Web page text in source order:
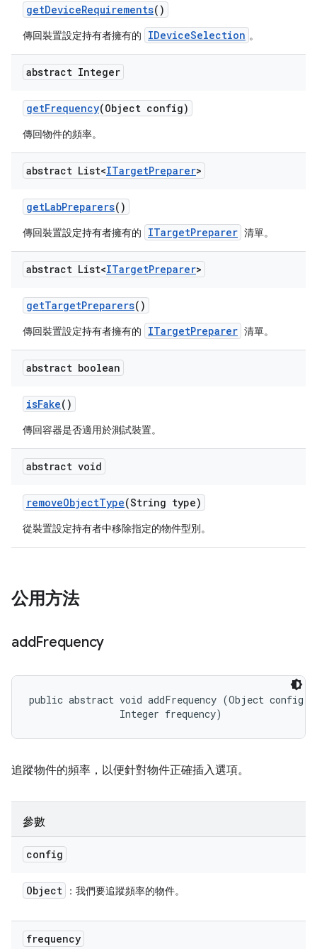
getDeviceRequirements()
傳回裝置設定持有者擁有的 IDeviceSelection 。
abstract Integer
getFrequency(Object config)
傳回物件的頻率。
abstract List<ITargetPreparer>
getLabPreparers()
傳回裝置設定持有者擁有的 ITargetPreparer 清單。
abstract List<ITargetPreparer>
getTargetPreparers()
傳回裝置設定持有者擁有的 ITargetPreparer 清單。
abstract boolean
isFake()
傳回容器是否適用於測試裝置。
abstract void
removeObjectType(String type)
從裝置設定持有者中移除指定的物件型別。
公用方法
addFrequency
public abstract void addFrequency (Object config,
                Integer frequency)
追蹤物件的頻率，以便針對物件正確插入選項。
參數
config
Object ：我們要追蹤頻率的物件。
frequency